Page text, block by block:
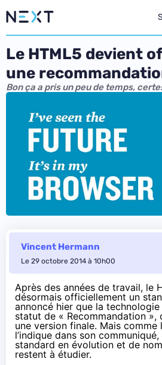
Le HTML5 devient
une
Bon ça a pris un peu de temps,
Vincent Hermann
Le 29 octobre 2014 à 10h00
Après des années de travail, le
désormais officiellement un
annoncé hier que la
statut de « Recommandation »,
une version finale. Mais comme
l’indique dans son communiqué,
standard en évolution et de
restent à étudier.